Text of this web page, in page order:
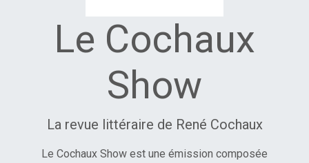
Le Cochaux
Show
La revue littéraire de René Cochaux
Le Cochaux Show est une émission composée